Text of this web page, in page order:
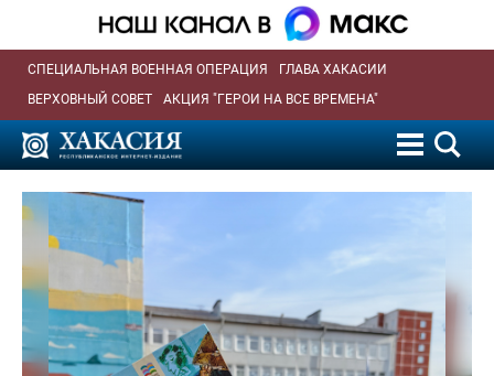
СПЕЦИАЛЬНАЯ ВОЕННАЯ ОПЕРАЦИЯ
ГЛАВА ХАКАСИИ
ВЕРХОВНЫЙ СОВЕТ
АКЦИЯ "ГЕРОИ НА ВСЕ ВРЕМЕНА"